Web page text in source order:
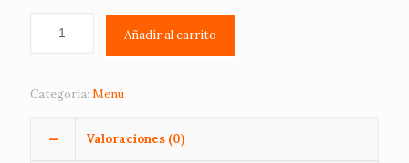
Añadir al carrito
Categoría: Menú
Valoraciones (0)